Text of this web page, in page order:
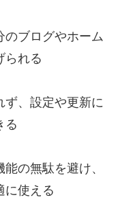
のブログやホーム
られる
ず、設定や更新に
る
の無駄を避け、
に使える